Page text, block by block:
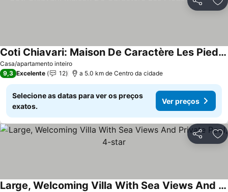
Partilhar
Casa/apartamento inteiro
Coti Chiavari: Maison De Caractère Les Pieds Dans Leau
Ver preços
9,3 Excelente 12 a 5.0 km de Centro da cidade
Selecione as datas para ver os preços
exatos.
Ver preços
Partilhar
Large, Welcoming Villa With Sea Views And Private Pool, 4-star